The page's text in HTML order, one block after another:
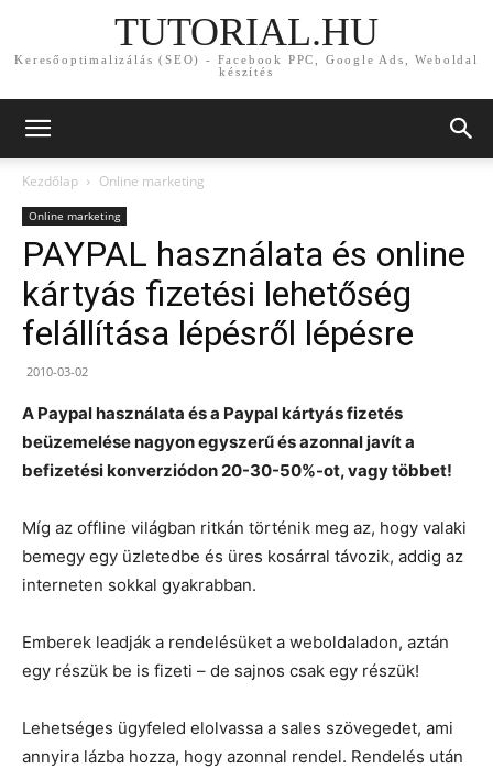
TUTORIAL.HU
Keresőoptimalizálás (SEO) - Facebook PPC, Google Ads, Weboldal
készítés
Kezdőlap Online marketing
Online marketing
PAYPAL használata és online
kártyás fizetési lehetőség
felállítása lépésről lépésre
2010-03-02
A Paypal használata és a Paypal kártyás fizetés
beüzemelése nagyon egyszerű és azonnal javít a
befizetési konverziódon 20-30-50%-ot, vagy többet!
Míg az offline világban ritkán történik meg az, hogy valaki
bemegy egy üzletedbe és üres kosárral távozik, addig az
interneten sokkal gyakrabban.
Emberek leadják a rendelésüket a weboldaladon, aztán
egy részük be is fizeti – de sajnos csak egy részük!
Lehetséges ügyfeled elolvassa a sales szövegedet, ami
annyira lázba hozza, hogy azonnal rendel. Rendelés után